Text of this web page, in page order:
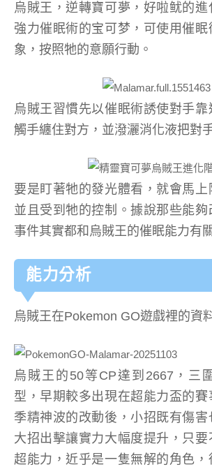
烏賊王，逆轉寶可夢，好啦鱿的進
強力催眠術的宝可梦，可使用催
象，按照牠的意願行動。
烏賊王習慣先以催眠術誘使對手
觸手纏住對方，並潑灑消化液把對
要是盯著牠的發光體看，就會馬上
並且受到牠的控制。據說那些能
事件其實都和烏賊王的催眠能力有
能力分析
烏賊王在Pokemon GO遊戲裡的資
烏賊王的50等CP達到2667，三
型，早期較多出現在超能力盃的
季精神波的改動後，小招既有傷
大招出擊讓實力大幅度提升，只
超能力，近乎是一隻無解的角色